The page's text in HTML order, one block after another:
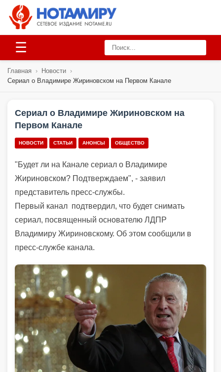
☰
Главная › Новости ›
Сериал о Владимире Жириновском на Первом Канале
Сериал о Владимире Жириновском на
Первом Канале
НОВОСТИ СТАТЬИ АНОНСЫ ОБЩЕСТВО
"Будет ли на Канале сериал о Владимире
Жириновском? Подтверждаем", - заявил
представитель пресс-службы.
Первый канал подтвердил, что будет снимать
сериал, посвященный основателю ЛДПР
Владимиру Жириновскому. Об этом сообщили в
пресс-службе канала.